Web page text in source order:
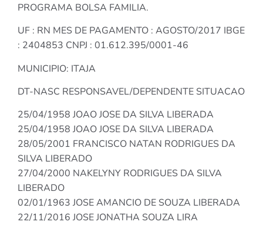
PROGRAMA BOLSA FAMILIA.
UF : RN MES DE PAGAMENTO : AGOSTO/2017 IBGE
: 2404853 CNPJ : 01.612.395/0001-46
MUNICIPIO: ITAJA
DT-NASC RESPONSAVEL/DEPENDENTE SITUACAO
25/04/1958 JOAO JOSE DA SILVA LIBERADA
25/04/1958 JOAO JOSE DA SILVA LIBERADA
28/05/2001 FRANCISCO NATAN RODRIGUES DA
SILVA LIBERADO
27/04/2000 NAKELYNY RODRIGUES DA SILVA
LIBERADO
02/01/1963 JOSE AMANCIO DE SOUZA LIBERADA
22/11/2016 JOSE JONATHA SOUZA LIRA